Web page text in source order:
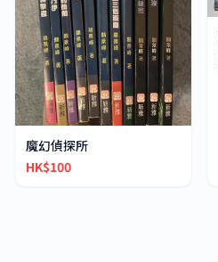
魔幻偵探所
HK$100